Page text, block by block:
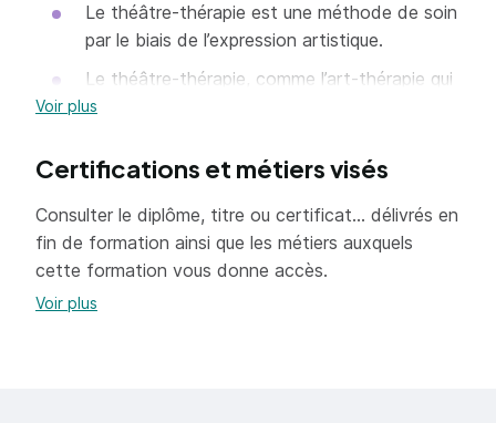
institutionnels.
Les processus de
Le théâtre-thérapie est une méthode de soin
par le biais de l’expression artistique.
Le théâtre-thérapie, comme l’art-thérapie qui
utilise un médium autre, engage dans sa
Avec des acquis indispensables en théories
comme média, le jeu et les techniques
théâtrales, la gestuelle, la voix, l’écriture, la
mise en scène.
Voir plus
Certifications et métiers visés
Consulter le diplôme, titre ou certificat... délivrés en
fin de formation ainsi que les métiers auxquels
cette formation vous donne accès.
Voir plus